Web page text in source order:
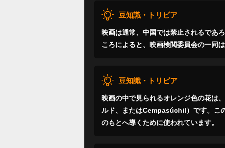
豆知識・トリビア
映画は通常、中国では禁止されるであ
ころによると、映画検閲委員会の一同
豆知識・トリビア
映画の中で見られるオレンジ色の花は
ルド、またはCempasúchil）です。こ
のもとへ導くために使われています。